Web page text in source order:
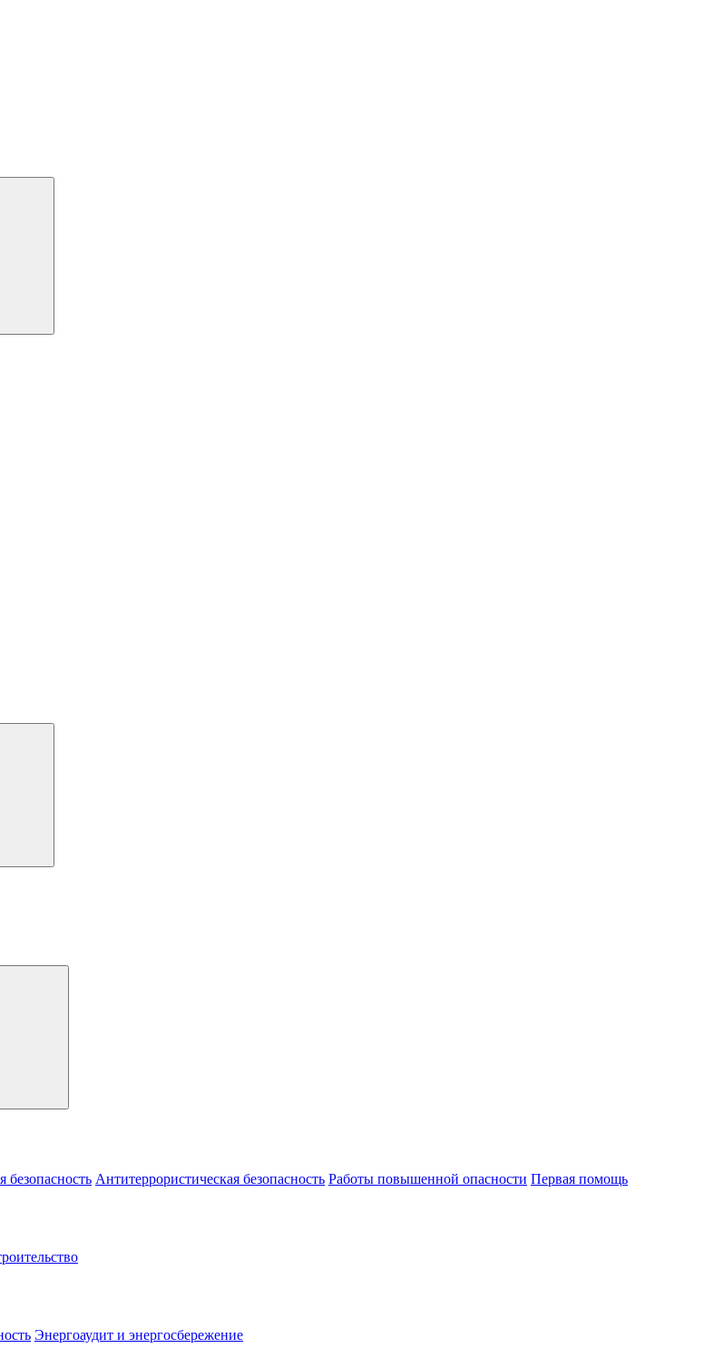
безопасность Антитеррористическая безопасность Работы повышенной опасности Первая помощь
Энергоаудит и энергосбережение